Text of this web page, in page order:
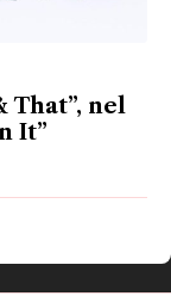
That”, nel
It”